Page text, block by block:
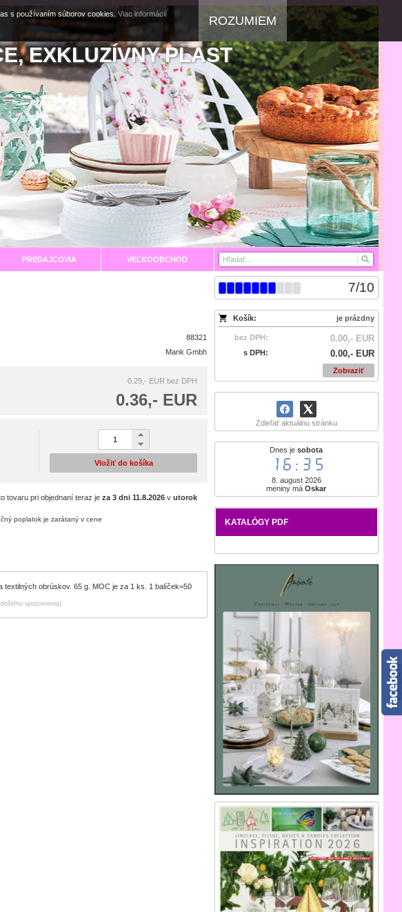
EXKLUZÍVNY PLAST
PREDAJCOVIA VEĽKOOBCHOD
7/10
Košík: je prázdny
bez DPH: 0.00,- EUR
s DPH: 0.00,- EUR
Zobraziť
Zdieľať aktuálnu stránku
Dnes jesobota
16:35
8. august 2026
meniny máOskar
KATALÓGY PDF
88321
Mank Gmbh
0.29,- EUR bez DPH
0.36,- EUR
Vložiť do košíka
tovaru pri objednaní teraz je za 3 dni 11.8.2026v utorok
poplatok je zarátaný v cene
obrúskov. 65 g. MOC je za 1 ks. 1 balíček=50
upozornenia)
s používaním súborov cookies. Viac informácií
ROZUMIEM